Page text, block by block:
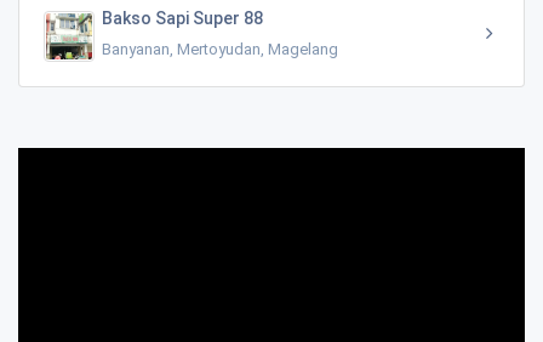
Bakso Sapi Super 88
Banyanan, Mertoyudan, Magelang